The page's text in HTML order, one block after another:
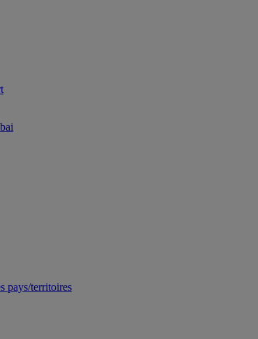
pays/territoires